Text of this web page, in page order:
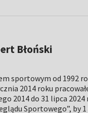
Błoński
sportowym od 1992
2014 roku
2014 do 31 lipca 2024
Sportowego”, by